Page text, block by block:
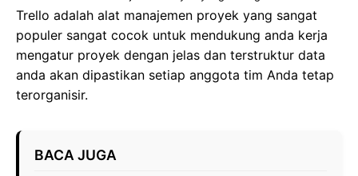
Trello adalah alat manajemen proyek yang sangat
populer sangat cocok untuk mendukung anda kerja
mengatur proyek dengan jelas dan terstruktur data
anda akan dipastikan setiap anggota tim Anda tetap
terorganisir.
BACA JUGA